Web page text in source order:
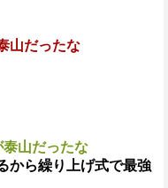
山だったな
山だったな
から繰り上げ式で最強